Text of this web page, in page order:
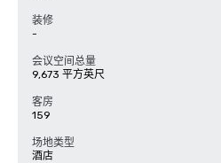
装修
-
会议空间总量
9,673 平方英尺
客房
159
场地类型
酒店